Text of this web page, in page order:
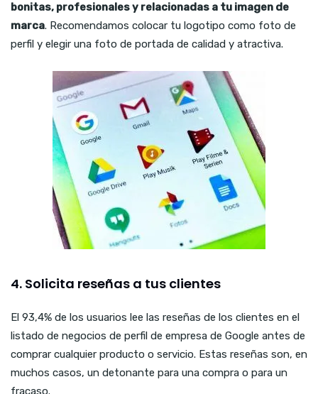
bonitas, profesionales y relacionadas a tu imagen de
marca. Recomendamos colocar tu logotipo como foto de
perfil y elegir una foto de portada de calidad y atractiva.
4. Solicita reseñas a tus clientes
El 93,4% de los usuarios lee las reseñas de los clientes en el
listado de negocios de perfil de empresa de Google antes de
comprar cualquier producto o servicio. Estas reseñas son, en
muchos casos, un detonante para una compra o para un
fracaso.